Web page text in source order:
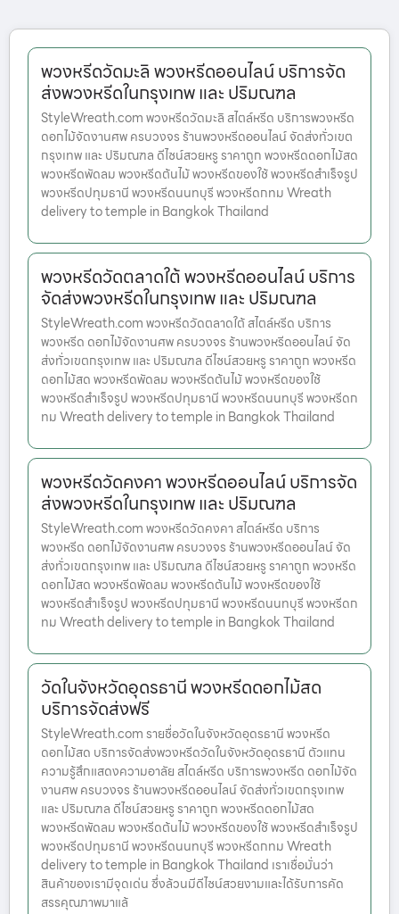
พวงหรีดวัดมะลิ พวงหรีดออนไลน์ บริการจัด
ส่งพวงหรีดในกรุงเทพ และ ปริมณฑล
StyleWreath.com พวงหรีดวัดมะลิ สไตล์หรีด บริการพวงหรีด
ดอกไม้จัดงานศพ ครบวงจร ร้านพวงหรีดออนไลน์ จัดส่งทั่วเขต
กรุงเทพ และ ปริมณฑล ดีไซน์สวยหรู ราคาถูก พวงหรีดดอกไม้สด
พวงหรีดพัดลม พวงหรีดต้นไม้ พวงหรีดของใช้ พวงหรีดสำเร็จรูป
พวงหรีดปทุมธานี พวงหรีดนนทบุรี พวงหรีดกทม Wreath
delivery to temple in Bangkok Thailand
พวงหรีดวัดตลาดใต้ พวงหรีดออนไลน์ บริการ
จัดส่งพวงหรีดในกรุงเทพ และ ปริมณฑล
StyleWreath.com พวงหรีดวัดตลาดใต้ สไตล์หรีด บริการ
พวงหรีด ดอกไม้จัดงานศพ ครบวงจร ร้านพวงหรีดออนไลน์ จัด
ส่งทั่วเขตกรุงเทพ และ ปริมณฑล ดีไซน์สวยหรู ราคาถูก พวงหรีด
ดอกไม้สด พวงหรีดพัดลม พวงหรีดต้นไม้ พวงหรีดของใช้
พวงหรีดสำเร็จรูป พวงหรีดปทุมธานี พวงหรีดนนทบุรี พวงหรีดก
ทม Wreath delivery to temple in Bangkok Thailand
พวงหรีดวัดคงคา พวงหรีดออนไลน์ บริการจัด
ส่งพวงหรีดในกรุงเทพ และ ปริมณฑล
StyleWreath.com พวงหรีดวัดคงคา สไตล์หรีด บริการ
พวงหรีด ดอกไม้จัดงานศพ ครบวงจร ร้านพวงหรีดออนไลน์ จัด
ส่งทั่วเขตกรุงเทพ และ ปริมณฑล ดีไซน์สวยหรู ราคาถูก พวงหรีด
ดอกไม้สด พวงหรีดพัดลม พวงหรีดต้นไม้ พวงหรีดของใช้
พวงหรีดสำเร็จรูป พวงหรีดปทุมธานี พวงหรีดนนทบุรี พวงหรีดก
ทม Wreath delivery to temple in Bangkok Thailand
วัดในจังหวัดอุดรธานี พวงหรีดดอกไม้สด
บริการจัดส่งฟรี
StyleWreath.com รายชื่อวัดในจังหวัดอุดรธานี พวงหรีด
ดอกไม้สด บริการจัดส่งพวงหรีดวัดในจังหวัดอุดรธานี ตัวแทน
ความรู้สึกแสดงความอาลัย สไตล์หรีด บริการพวงหรีด ดอกไม้จัด
งานศพ ครบวงจร ร้านพวงหรีดออนไลน์ จัดส่งทั่วเขตกรุงเทพ
และ ปริมณฑล ดีไซน์สวยหรู ราคาถูก พวงหรีดดอกไม้สด
พวงหรีดพัดลม พวงหรีดต้นไม้ พวงหรีดของใช้ พวงหรีดสำเร็จรูป
พวงหรีดปทุมธานี พวงหรีดนนทบุรี พวงหรีดกทม Wreath
delivery to temple in Bangkok Thailand เราเชื่อมั่นว่า
สินค้าของเรามีจุดเด่น ซึ่งล้วนมีดีไซน์สวยงามและได้รับการคัด
สรรคุณภาพมาแล้